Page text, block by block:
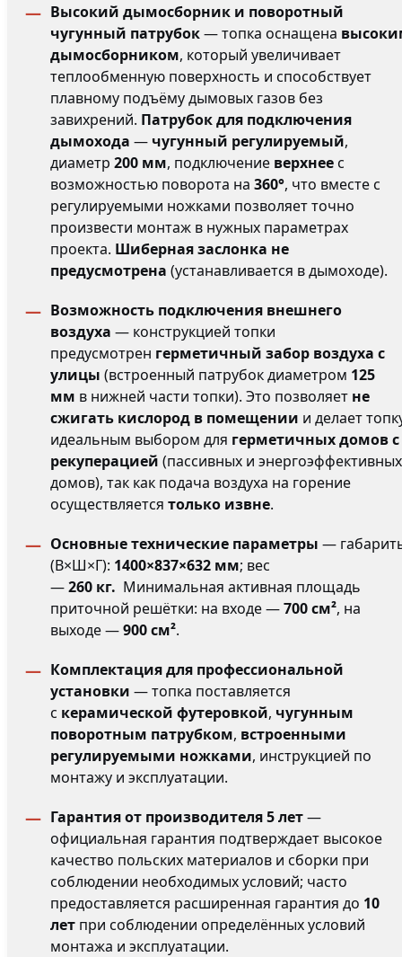
Высокий дымосборник и поворотный
чугунный патрубок— топка оснащена
дымосборником, который увеличивает
теплообменную поверхность и способствует
плавному подъёму дымовых газов без
завихрений. Патрубок для подключения
дымохода — чугунный регулируемый,
диаметр 200 мм, подключение верхнеес
возможностью поворота на 360°, что вместе с
регулируемыми ножками позволяет точно
произвести монтаж в нужных параметрах
проекта. Шиберная заслонка не
предусмотрена (устанавливается в дымоходе).
Возможность подключения внешнего
воздуха — конструкцией топки
предусмотрен герметичный забор воздуха с
улицы (встроенный патрубок диаметром 125
мм в нижней части топки). Это позволяет не
сжигать кислород в помещении и делает
идеальным выбором для герметичных домов с
рекуперацией (пассивных и энергоэффективных
домов), так как подача воздуха на горение
осуществляется только извне.
Основные технические параметры —
(В×Ш×Г): 1400×837×632 мм; вес
—260 кг. Минимальная активная площадь
приточной решётки: на входе —700 см², на
выходе —900 см².
Комплектация для профессиональной
установки — топка поставляется
с керамической футеровкой, чугунным
поворотным патрубком, встроенными
регулируемыми ножками, инструкцией по
монтажу и эксплуатации.
Гарантия от производителя 5 лет—
официальная гарантия подтверждает высокое
качество польских материалов и сборки при
соблюдении необходимых условий; часто
предоставляется расширенная гарантия до 10
лет при соблюдении определённых условий
монтажа и эксплуатации.